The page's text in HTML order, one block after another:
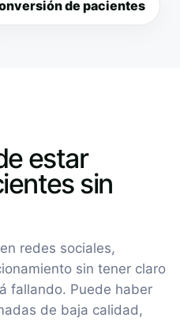
de pacientes
estar
sin
redes sociales,
sin tener claro
fallando. Puede haber
de baja calidad,